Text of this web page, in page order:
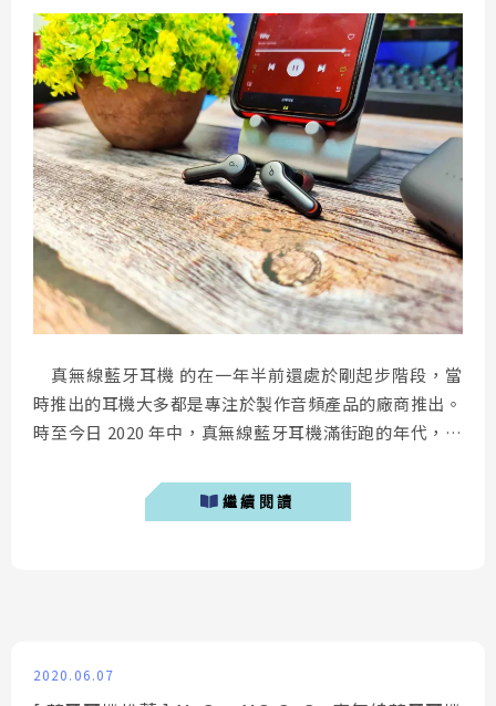
真無線藍牙耳機 的在一年半前還處於剛起步階段，當
時推出的耳機大多都是專注於製作音頻產品的廠商推出。
時至今日 2020 年中，真無線藍牙耳機滿街跑的年代，即
同樣受到網友的喜愛，既 Liberty 2 Pro、Liberty 2 之
後，筆者今天要帶來的是「 Anker Soundcore Liberty
繼續閱讀
2020.06.07